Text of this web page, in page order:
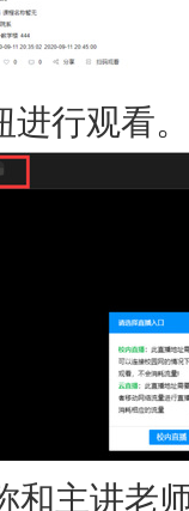
进行观看。
和主讲老